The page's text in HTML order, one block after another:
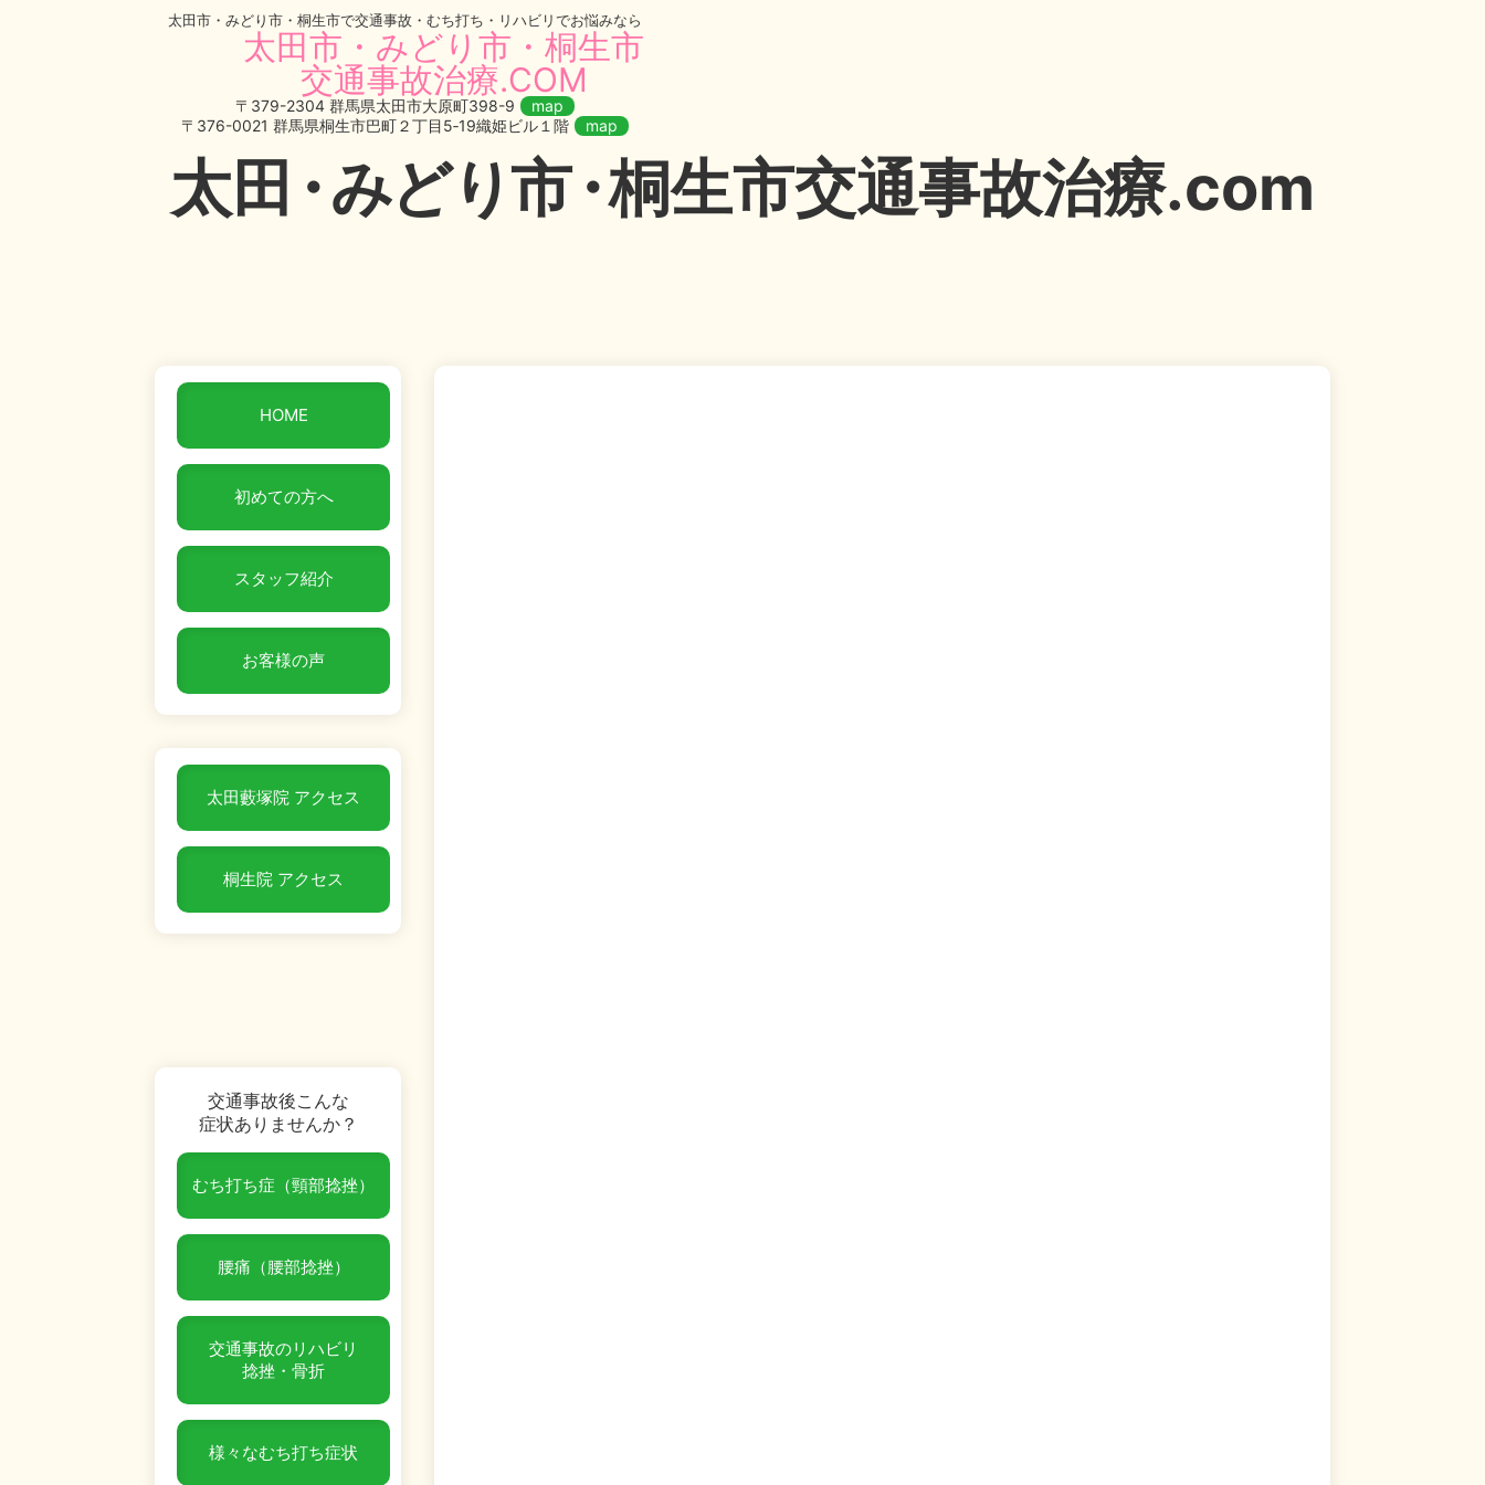
太田市・みどり市・桐生市で交通事故・むち打ち・リハビリでお悩みなら
太田市・みどり市・桐生市
交通事故治療.COM
〒379-2304 群馬県太田市大原町398-9
map
〒376-0021 群馬県桐生市巴町２丁目5‐19織姫ビル１階
map
太田・みどり市・桐生市交通事故治療.com
HOME
初めての方へ
スタッフ紹介
お客様の声
太田藪塚院 アクセス
桐生院 アクセス
交通事故後こんな
症状ありませんか？
むち打ち症（頸部捻挫）
腰痛（腰部捻挫）
交通事故のリハビリ
捻挫・骨折
様々なむち打ち症状